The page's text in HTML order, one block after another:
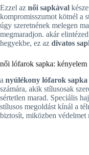
Ezzel az női sapkával
kompromisszumot kötnél a
úgy szeretnének melegen
megmaradjon. akár
hegyekbe, ez az divatos
női lófarok sapka:
a nyúlékony lófarok sapka
számára, akik stílusosak
sértetlen marad. Speciális
stílusos megoldást kínál a
biztosít, miközben védelmet